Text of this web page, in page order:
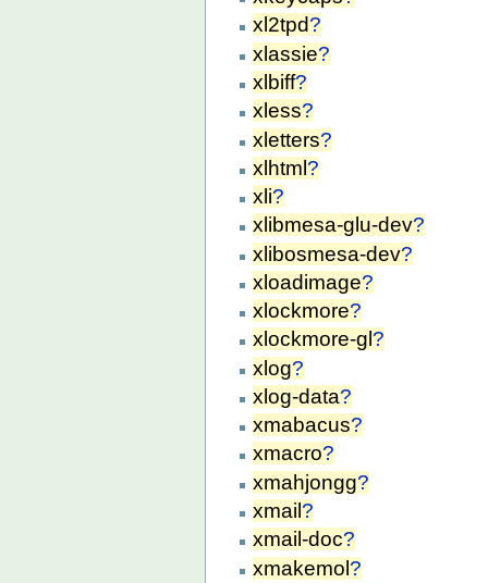
xl2tpd?
xlassie?
xlbiff?
xless?
xletters?
xlhtml?
xli?
xlibmesa-glu-dev?
xlibosmesa-dev?
xloadimage?
xlockmore?
xlockmore-gl ?
xlog?
xlog-data?
xmabacus?
xmacro?
xmahjongg?
xmail ?
xmail-doc?
xmakemol?